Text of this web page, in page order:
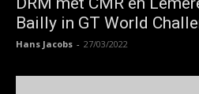
Bailly in GT World
Hans Jacobs - 27/03/2022